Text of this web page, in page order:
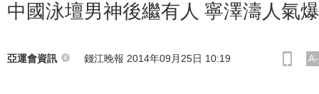
中國泳壇男神後繼有人 寧澤濤人氣
亞運會資訊 錢江晚報 2014年09月25日 10:19 A-